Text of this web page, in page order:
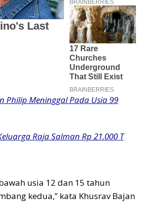
Philip Meninggal Pada Usia 99
Raja Salman Rp 21.000 T
usia 12 dan 15 tahun
kedua,” kata Khusrav Bajan